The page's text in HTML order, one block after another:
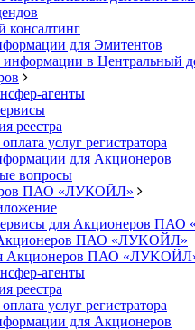
консалтинг
для Эмитентов
информации в Центральный
агенты
реестра
услуг регистратора
для Акционеров
вопросы
ПАО «ЛУКОЙЛ»
для Акционеров
ПАО «ЛУKOЙЛ»
Акционеров ПАО
агенты
реестра
услуг регистратора
для Акционеров